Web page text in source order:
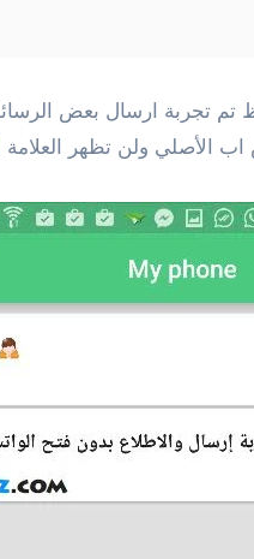
تم تجربة ارسال بعض
اب الأصلي ولن تظهر العلامة